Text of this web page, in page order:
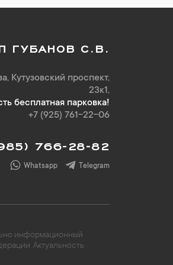
ГУБАНОВ С.В.
Кутузовский проспект,
23к1,
бесплатная парковка!
+7 (925) 761-22-06
766-28-82
Whatsapp Telegram
информационный
Актуальность